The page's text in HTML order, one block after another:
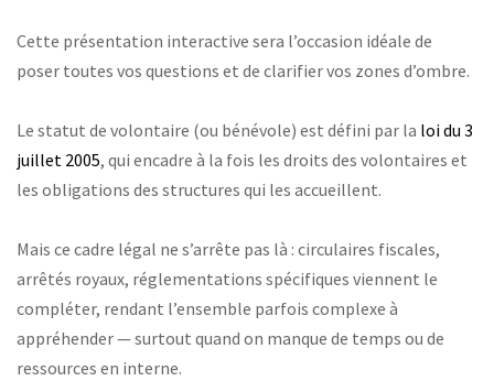
Cette présentation interactive sera l’occasion idéale de
poser toutes vos questions et de clarifier vos zones d’ombre.
Le statut de volontaire (ou bénévole) est défini par la loi du 3
juillet 2005, qui encadre à la fois les droits des volontaires et
les obligations des structures qui les accueillent.
Mais ce cadre légal ne s’arrête pas là : circulaires fiscales,
arrêtés royaux, réglementations spécifiques viennent le
compléter, rendant l’ensemble parfois complexe à
appréhender — surtout quand on manque de temps ou de
ressources en interne.